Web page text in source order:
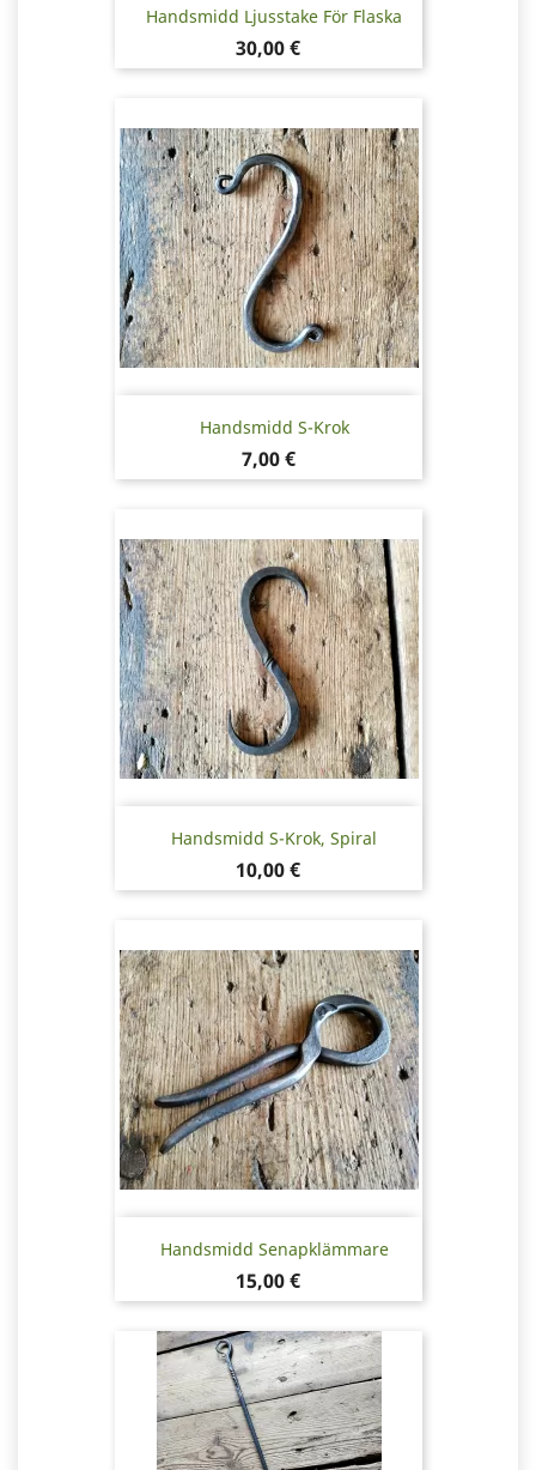
Handsmidd Ljusstake För Flaska
Pris
30,00 €
Handsmidd S-Krok
Pris
7,00 €
Handsmidd S-Krok, Spiral
Pris
10,00 €
Handsmidd Senapklämmare
Pris
15,00 €